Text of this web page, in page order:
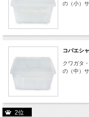
の（小）
コバエシ
クワガタ
の（中）
2位